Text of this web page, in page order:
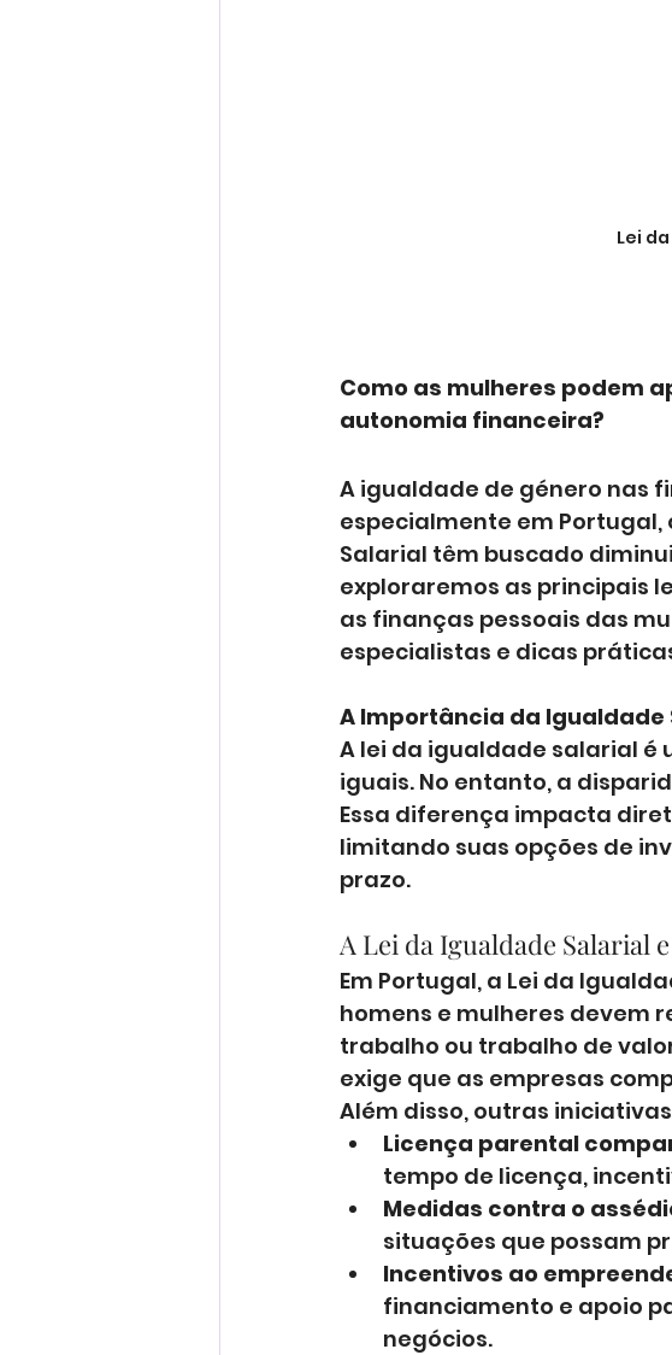
Lei
Como as mulheres podem
autonomia financeira?
A igualdade de género nas
especialmente em
Salarial têm buscado
exploraremos as principais
as finanças pessoais das
especialistas e dicas
A Importância da Igualdade
A lei da igualdade salarial
iguais. No entanto, a
Essa diferença impacta
limitando suas opções de
prazo.
A Lei da Igualdade Salarial
Em Portugal, a Lei da
homens e mulheres devem
trabalho ou trabalho de
exige que as empresas
Além disso, outras
Licença parental
tempo de licença,
Medidas contra o
situações que possam
Incentivos ao
financiamento e apoio
negócios.